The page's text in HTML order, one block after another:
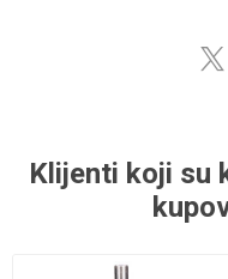
Klijenti koji su